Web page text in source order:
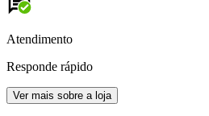
Atendimento
Responde rápido
Ver mais sobre a loja